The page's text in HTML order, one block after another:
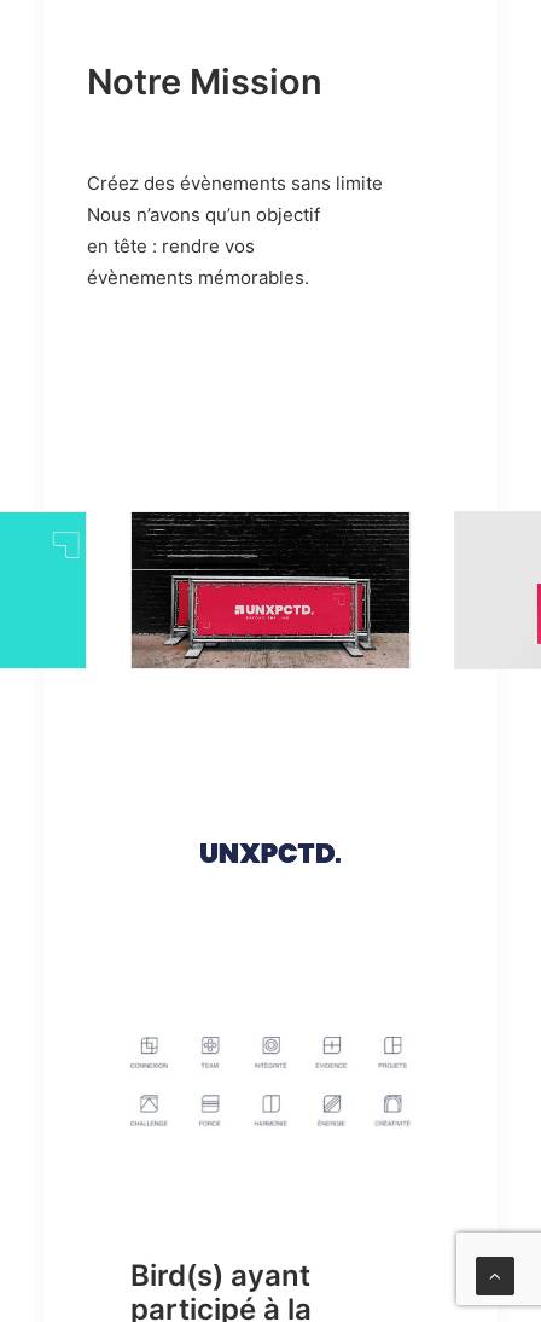
Notre Mission
Créez des évènements sans limite
Nous n’avons qu’un objectif
en tête : rendre vos
évènements mémorables.
Bird(s) ayant
participé à la